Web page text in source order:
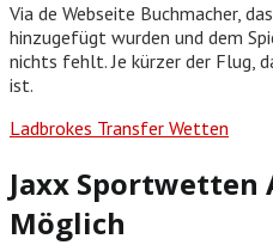
Via de Webseite Buchmacher,
hinzugefügt wurden und dem
nichts fehlt. Je kürzer der Flug,
ist.
Ladbrokes Transfer Wetten
Jaxx Sportwetten
Möglich